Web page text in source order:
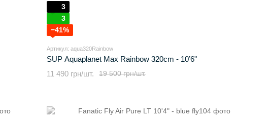
3
3
−41%
Артикул: aqua320Rainbow
SUP Aquaplanet Max Rainbow 320cm - 10’6"
19 500 грн/шт.
11 490 грн/шт.